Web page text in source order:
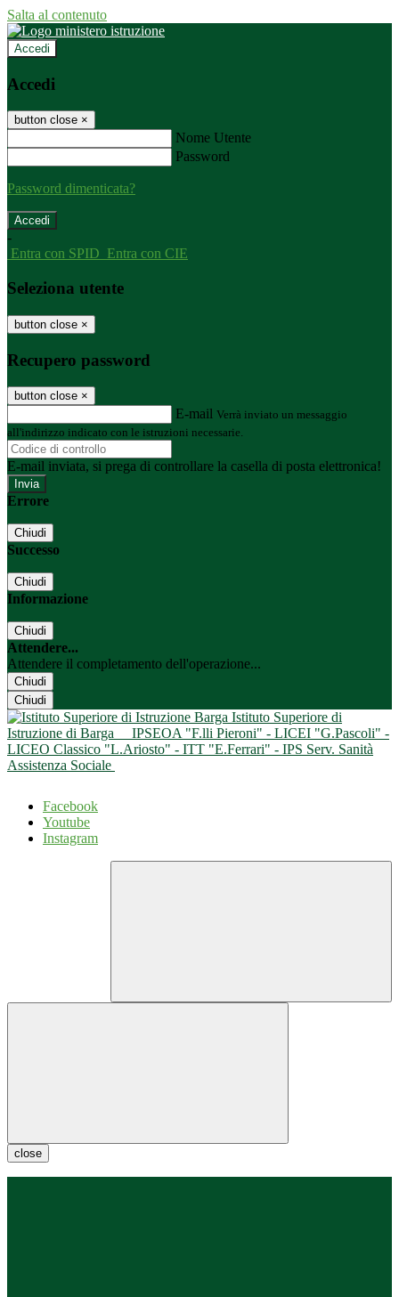
Salta al contenuto
Accedi
Accedi
button close ×
Nome Utente
Password
Password dimenticata?
-
Entra con SPID Entra con CIE
Seleziona utente
button close ×
Recupero password
button close ×
E-mail Verrà inviato un messaggio
all'indirizzo indicato con le istruzioni necessarie.
E-mail inviata, si prega di controllare la casella di posta elettronica!
Errore
Chiudi
Successo
Chiudi
Informazione
Chiudi
Attendere...
Attendere il completamento dell'operazione...
Chiudi
Chiudi
Istituto Superiore di
Istruzione di Barga
IPSEOA "F.lli Pieroni" - LICEI "G.Pascoli" -
LICEO Classico "L.Ariosto" - ITT "E.Ferrari" - IPS Serv. Sanità
Assistenza Sociale
Facebook
Youtube
Instagram
close